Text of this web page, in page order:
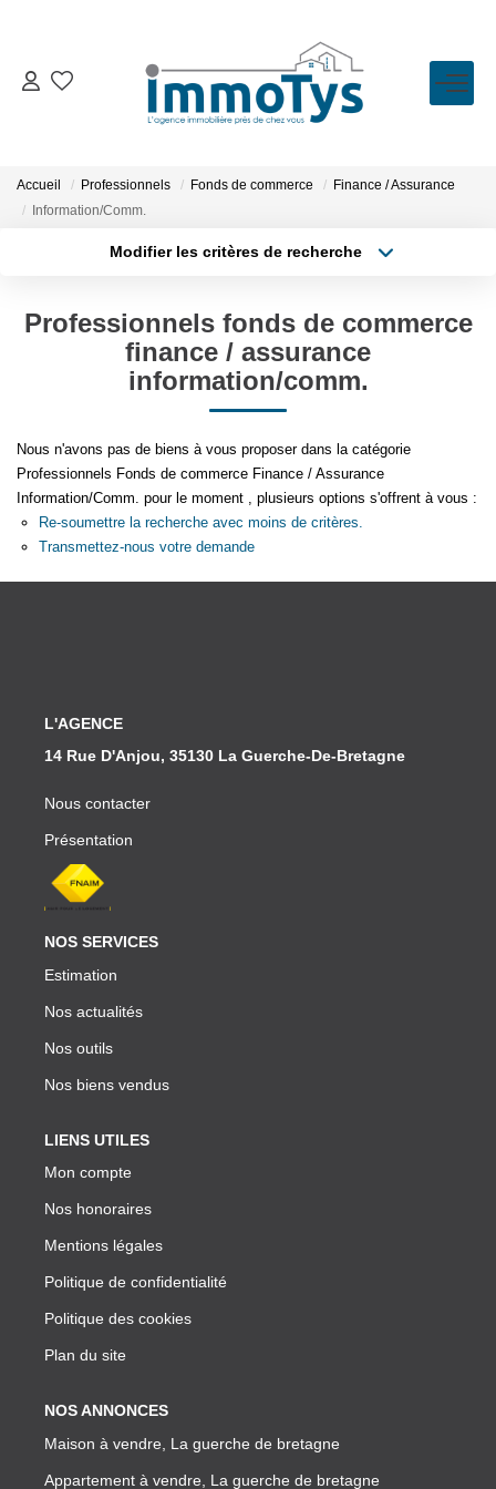
VENTE
LOCATION
ESTIMATION
BIENS VENDUS
L'AGENCE
L'équipe
Partenaires
CONTACT
Accueil Professionnels Fonds de commerce
Finance / Assurance
Information/Comm.
Modifier les critères de recherche
Sélectionnez...
Type de bien
Créer une alerte
Professionnels fonds de commerce
finance / assurance
information/comm.
Nous n'avons pas de biens à vous proposer dans la catégorie
Professionnels Fonds de commerce Finance / Assurance
Information/Comm. pour le moment , plusieurs options s'offrent à vous :
Re-soumettre la recherche avec moins de critères.
Transmettez-nous votre demande
L'AGENCE
14 Rue D'Anjou, 35130 La Guerche-De-Bretagne
Nous contacter
Présentation
NOS SERVICES
Estimation
Nos actualités
Nos outils
Nos biens vendus
LIENS UTILES
Mon compte
Nos honoraires
Mentions légales
Politique de confidentialité
Politique des cookies
Plan du site
NOS ANNONCES
Maison à vendre, La guerche de bretagne
Appartement à vendre, La guerche de bretagne